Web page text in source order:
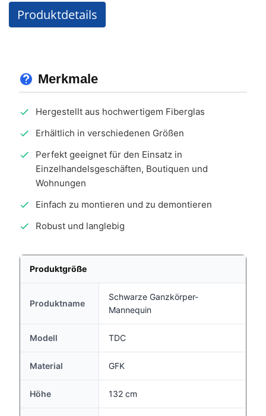
Produktdetails
Merkmale
Hergestellt aus hochwertigem Fiberglas
Erhältlich in verschiedenen Größen
Perfekt geeignet für den Einsatz in
Einzelhandelsgeschäften, Boutiquen und
Wohnungen
Einfach zu montieren und zu demontieren
Robust und langlebig
Produktgröße
Produktname
Schwarze Ganzkörper-
Mannequin
Modell TDC
Material GFK
Höhe 132 cm